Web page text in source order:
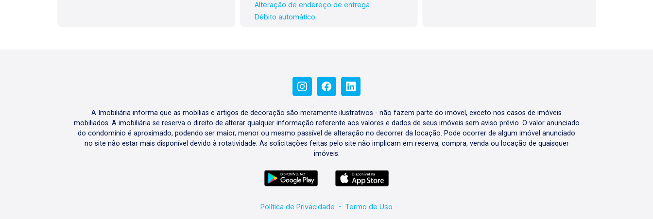
Alteração de endereço de entrega
Débito automático
A Imobiliária informa que as mobílias e artigos de decoração são meramente ilustrativos - não fazem parte do imóvel, exceto nos casos de imóveis
mobiliados. A imobiliária se reserva o direito de alterar qualquer informação referente aos valores e dados de seus imóveis sem aviso prévio. O valor anunciado
do condomínio é aproximado, podendo ser maior, menor ou mesmo passível de alteração no decorrer da locação. Pode ocorrer de algum imóvel anunciado
no site não estar mais disponível devido à rotatividade. As solicitações feitas pelo site não implicam em reserva, compra, venda ou locação de quaisquer
imóveis.
Política de Privacidade - Termo de Uso